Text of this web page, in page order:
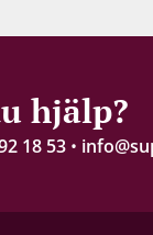
hjälp?
18 53 •